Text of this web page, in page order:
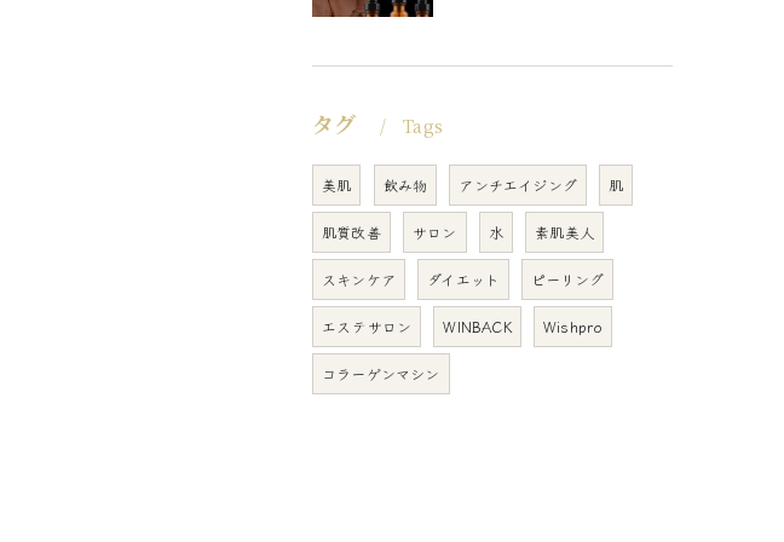
タグ Tags
美肌 飲み物 アンチエイジング 肌
肌質改善 サロン 水 素肌美人
スキンケア ダイエット ピーリング
エステサロン WINBACK Wishpro
コラーゲンマシン